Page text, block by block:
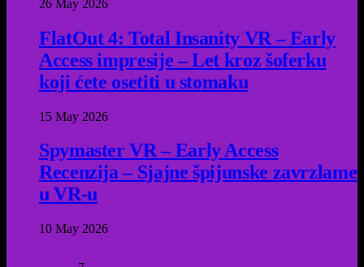
26 May 2026
FlatOut 4: Total Insanity VR – Early
Access impresije – Let kroz šoferku
koji ćete osetiti u stomaku
15 May 2026
Spymaster VR – Early Access
Recenzija – Sjajne špijunske zavrzlame
u VR-u
10 May 2026